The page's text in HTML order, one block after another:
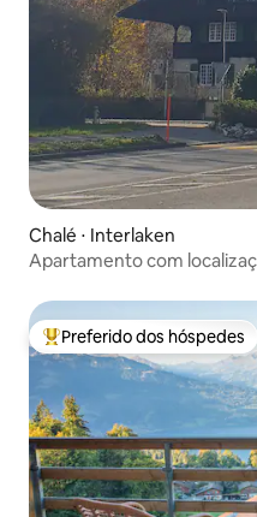
Chalé ⋅ Interlaken
Apartamento com
Entre os melhores
Preferido dos hóspedes